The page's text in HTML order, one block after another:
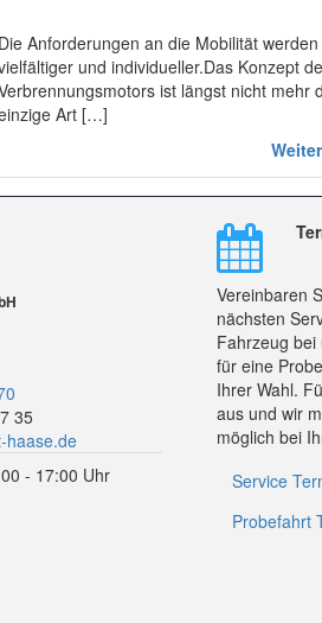
Die Anforderungen an die Mobilität
und individueller.Das Konzept
ist längst nicht mehr
Art […]
35
haase.de
- 17:00 Uhr
Vereinbaren
nächsten
Fahrzeug bei
für eine
Ihrer Wahl.
aus und wir
möglich bei
Service
Probefahrt